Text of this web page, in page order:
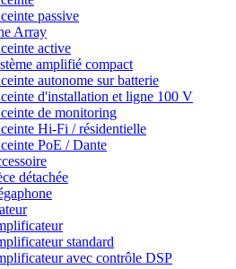
passive
Array
active
amplifié compact
autonome sur batterie
d'installation et ligne 100 V
de monitoring
Hi-Fi / résidentielle
PoE / Dante
détachée
standard
avec contrôle DSP